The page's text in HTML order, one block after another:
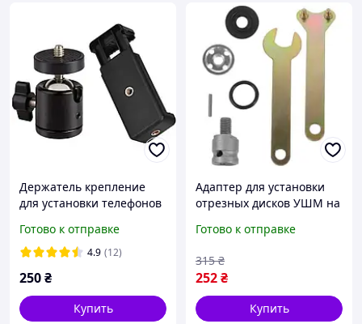
Держатель крепление
для установки телефонов
Фиксатор с шаровой
головкой 3D
Готово к отправке
4.9 (12)
250₴
Купить
Адаптер для установки
отрезных дисков УШМ на
Готово к отправке
252₴
315 ₴
Купить